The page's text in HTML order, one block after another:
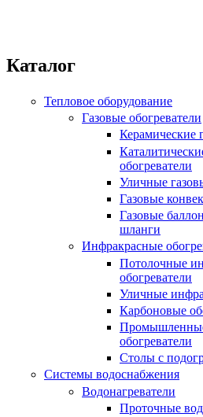
Каталог
Тепловое оборудование
Газовые обогреватели
Керамические
обогреватели
Уличные
Газовые
Газовые
шланги
Инфракрасные
Потолочные
обогреватели
Уличные
Карбоновые
обогреватели
Столы с
Системы водоснабжения
Водонагреватели
Проточные